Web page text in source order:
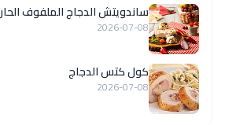
ساندويتش الدجاج الملفوف الحار
2026-07-08
كول كتس الدجاج
2026-07-08